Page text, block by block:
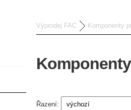
Výprodej FAC Komponenty
Řazení: